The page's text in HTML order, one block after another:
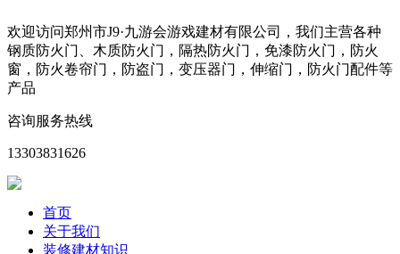
欢迎访问郑州市J9·九游会游戏建材有限公司，我们主营各种
钢质防火门、木质防火门，隔热防火门，免漆防火门，防火
窗，防火卷帘门，防盗门，变压器门，伸缩门，防火门配件等
产品
咨询服务热线
13303831626
首页
关于我们
装修建材知识